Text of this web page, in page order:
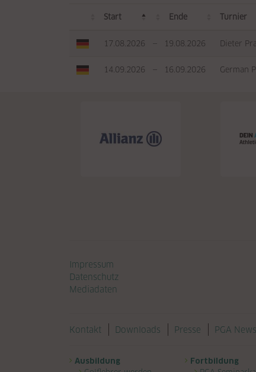
Start Ende Turnier
17.08.2026 — 19.08.2026 Dieter
14.09.2026 — 16.09.2026 German
Navigation überspringen
Impressum
Datenschutz
Mediadaten
Navigation überspringen
Kontakt Downloads Presse PGA
Navigation überspringen
Ausbildung
Fortbildung